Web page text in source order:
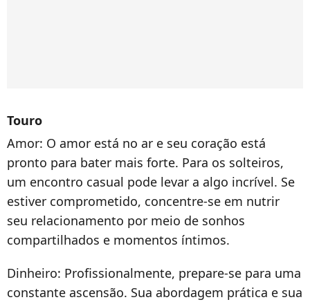
Touro
Amor: O amor está no ar e seu coração está
pronto para bater mais forte. Para os solteiros,
um encontro casual pode levar a algo incrível. Se
estiver comprometido, concentre-se em nutrir
seu relacionamento por meio de sonhos
compartilhados e momentos íntimos.
Dinheiro: Profissionalmente, prepare-se para uma
constante ascensão. Sua abordagem prática e sua